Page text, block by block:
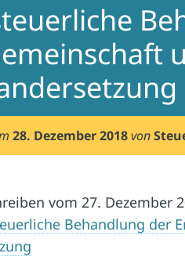
28. Dezember 2018 von
vom 27. Dezember
Behandlung der